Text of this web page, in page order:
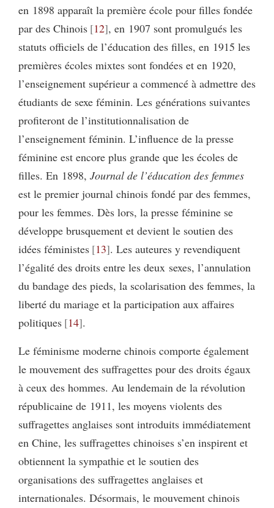
en 1898 apparaît la première école pour filles fondée
par des Chinois 12 , en 1907 sont promulgués les
statuts officiels de l’éducation des filles, en 1915 les
premières écoles mixtes sont fondées et en 1920,
l’enseignement supérieur a commencé à admettre des
étudiants de sexe féminin. Les générations suivantes
profiteront de l’institutionnalisation de
l’enseignement féminin. L’influence de la presse
féminine est encore plus grande que les écoles de
filles. En 1898, Journal de l’éducation des femmes
est le premier journal chinois fondé par des femmes,
pour les femmes. Dès lors, la presse féminine se
développe brusquement et devient le soutien des
idées féministes 13 . Les auteures y revendiquent
l’égalité des droits entre les deux sexes, l’annulation
du bandage des pieds, la scolarisation des femmes, la
liberté du mariage et la participation aux affaires
politiques 14 .
Le féminisme moderne chinois comporte également
le mouvement des suffragettes pour des droits égaux
à ceux des hommes. Au lendemain de la révolution
républicaine de 1911, les moyens violents des
suffragettes anglaises sont introduits immédiatement
en Chine, les suffragettes chinoises s’en inspirent et
obtiennent la sympathie et le soutien des
organisations des suffragettes anglaises et
internationales. Désormais, le mouvement chinois